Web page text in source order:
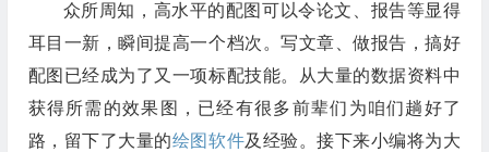
众所周知，高水平的配图可以令论文、报告等显得
耳目一新，瞬间提高一个档次。写文章、做报告，搞好
配图已经成为了又一项标配技能。从大量的数据资料中
获得所需的效果图，已经有很多前辈们为咱们趟好了
路，留下了大量的绘图软件及经验。接下来小编将为大